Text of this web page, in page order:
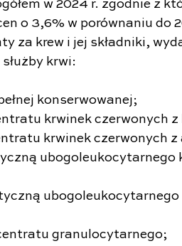
w 2024 r. zgodnie z
o 3,6% w porównaniu do
za krew i jej składniki,
krwi:
konserwowanej;
krwinek czerwonych z
krwinek czerwonych z
granulocytarnego;